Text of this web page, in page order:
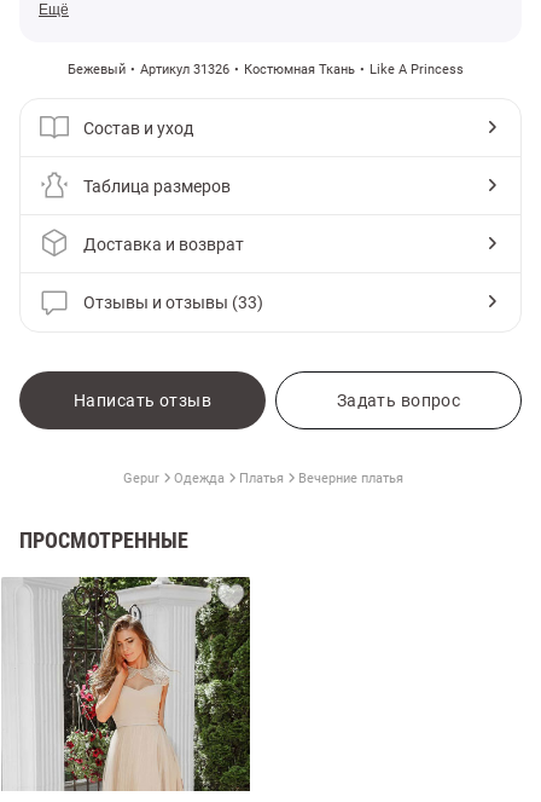
Ещё
Бежевый Артикул 31326 Костюмная Ткань Like A Princess
Состав и уход
Таблица размеров
Доставка и возврат
Отзывы и отзывы (33)
Написать отзыв Задать вопрос
Gepur Одежда Платья Вечерние платья
ПРОСМОТРЕННЫЕ